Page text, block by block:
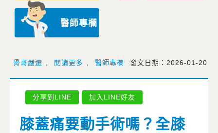
醫師專欄
骨哥嚴選 , 閱讀更多 , 醫師專欄 發文日期：2026-01-20
分享到LINE 加入LINE好友
膝蓋痛要動手術嗎？全膝